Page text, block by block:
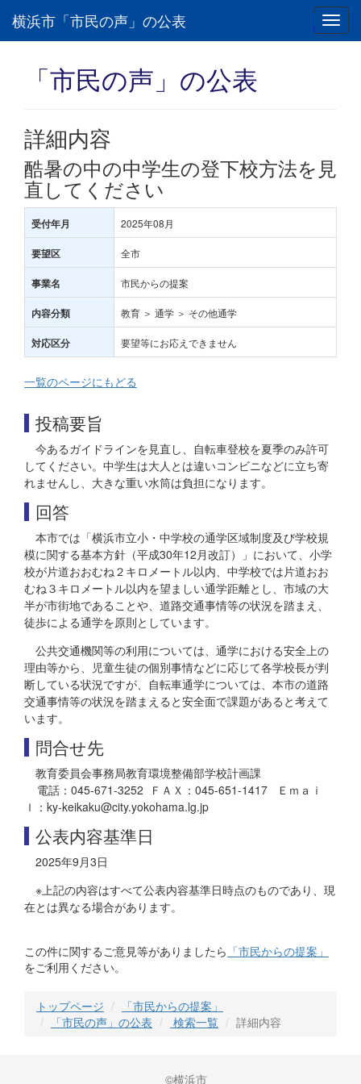
横浜市「市民の声」の公表
「市民の声」の公表
詳細内容
酷暑の中の中学生の登下校方法を見
直してください
受付年月 2025年08月
要望区 全市
事業名 市民からの提案
内容分類 教育 ＞ 通学 ＞ その他通学
対応区分 要望等にお応えできません
一覧のページにもどる
投稿要旨
今あるガイドラインを見直し、自転車登校を夏季のみ許可
してください。中学生は大人とは違いコンビニなどに立ち寄
れませんし、大きな重い水筒は負担になります。
回答
本市では「横浜市立小・中学校の通学区域制度及び学校規
模に関する基本方針（平成30年12月改訂）」において、小学
校が片道おおむね２キロメートル以内、中学校では片道おお
むね３キロメートル以内を望ましい通学距離とし、市域の大
半が市街地であることや、道路交通事情等の状況を踏まえ、
徒歩による通学を原則としています。
公共交通機関等の利用については、通学における安全上の
理由等から、児童生徒の個別事情などに応じて各学校長が判
断している状況ですが、自転車通学については、本市の道路
交通事情等の状況を踏まえると安全面で課題があると考えて
います。
問合せ先
教育委員会事務局教育環境整備部学校計画課
電話：045-671-3252 ＦＡＸ：045-651-1417 Ｅｍａｉ
ｌ：ky-keikaku@city.yokohama.lg.jp
公表内容基準日
2025年9月3日
※上記の内容はすべて公表内容基準日時点のものであり、現
在とは異なる場合があります。
この件に関するご意見等がありましたら 「市民からの提案」
をご利用ください。
トップページ
「市民からの提案」
「市民の声」の公表
検索一覧 詳細内容
©横浜市